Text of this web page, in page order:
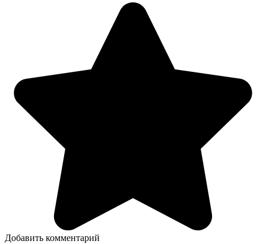
Добавить комментарий